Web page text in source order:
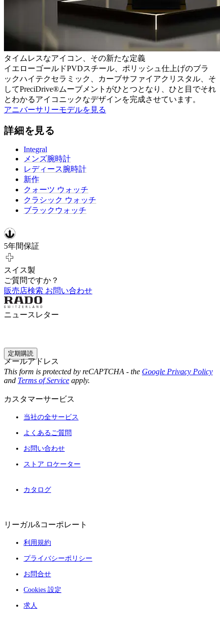
タイムレスなアイコン、その新たな定義
イエローゴールドPVDスチール、ポリッシュ仕上げのブラ
ックハイテクセラミック、カーブサファイアクリスタル、そ
してPreciDrive®ムーブメントがひとつとなり、ひと目でそれ
とわかるアイコニックなデザインを完成させています。
アニバーサリーモデルを見る
詳細を見る
Integral
メンズ腕時計
レディース腕時計
新作
クォーツ ウォッチ
クラシック ウォッチ
ブラックウォッチ
5年間保証
スイス製
ご質問ですか？
販売店検索 お問い合わせ
ニュースレター
メールアドレス
定期購読
This form is protected by reCAPTCHA - the Google Privacy Policy
and Terms of Service apply.
カスタマーサービス
当社の全サービス
よくあるご質問
お問い合わせ
ストア ロケーター
カタログ
リーガル&コーポレート
利用規約
プライバシーポリシー
お問合せ
Cookies 設定
求人